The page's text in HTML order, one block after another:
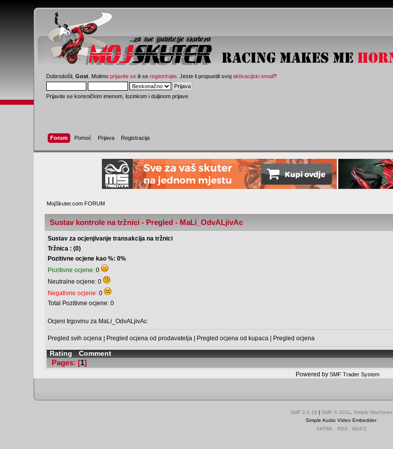
Dobrodošli,Gost . Molimoprijavite se ili seregistrirajte . Jeste li propustili svojaktivacijski email?
Prijavite se korisničkim imenom, lozinkom i duljinom prijave
Forum Pomoć Prijava Registracija
MojSkuter.com FORUM
Sustav kontrole na tržnici - Pregled - MaLi_OdvALjivAc
Sustav za ocjenjivanje transakcija na tržnici
Tržnica : (0)
Pozitivne ocjene kao %: 0%
Pozitivne ocjene: 0
Neutralne ocjene: 0
Negativne ocjene: 0
Total Pozitivne ocjene: 0
Ocjeni trgovinu za MaLi_OdvALjivAc
Pregled svih ocjena | Pregled ocjena od prodavatelja | Pregled ocjena od kupaca | Pregled ocjena
Rating Comment
Pages: [1]
Powered by SMF Trader System
SMF 2.0.19 | SMF © 2011
Simple Machines
Simple Audio Video Embedder
XHTML
RSS WAP2